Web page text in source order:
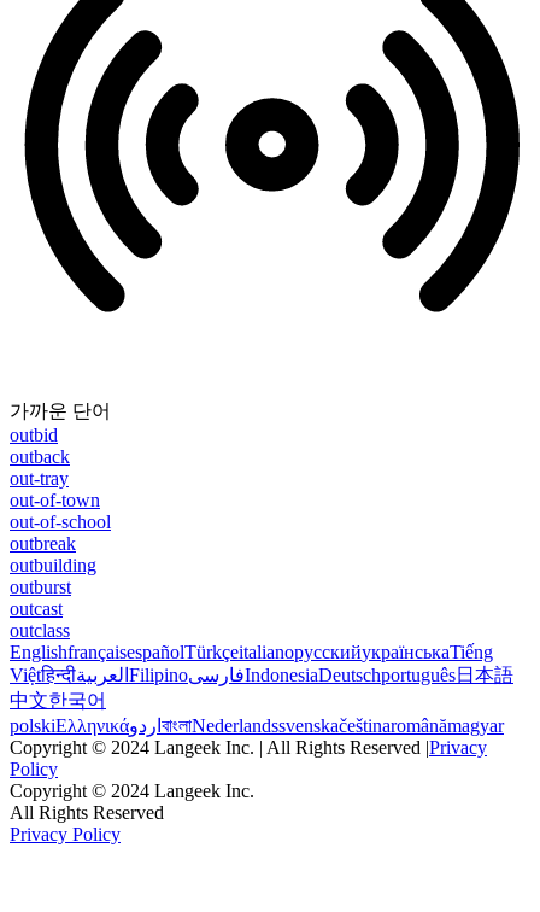
가까운 단어
outbid
outback
out-tray
out-of-town
out-of-school
outbreak
outbuilding
outburst
outcast
outclass
EnglishfrançaisespañolTürkçeitalianoрусскийукраїнськаTiếng
Việtहिन्दीالعربية FilipinoفارسیIndonesiaDeutschportuguês日本語
中文한국어
polskiΕλληνικάاردو বাংলাNederlandssvenskačeštinaromânămagyar
Copyright © 2024 Langeek Inc. | All Rights Reserved |Privacy
Policy
Copyright © 2024 Langeek Inc.
All Rights Reserved
Privacy Policy